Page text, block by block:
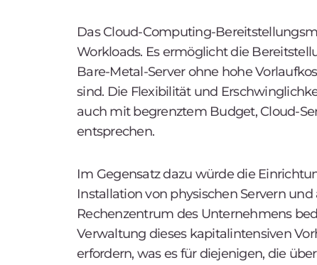
Das Cloud-Computing-
Workloads. Es ermöglicht die
Bare-Metal-Server ohne hohe
sind. Die Flexibilität und
auch mit begrenztem Budget, Cloud-
entsprechen.
Im Gegensatz dazu würde die
Installation von physischen Servern
Rechenzentrum des Unternehmens
Verwaltung dieses kapitalintensiven
erfordern, was es für diejenigen, die